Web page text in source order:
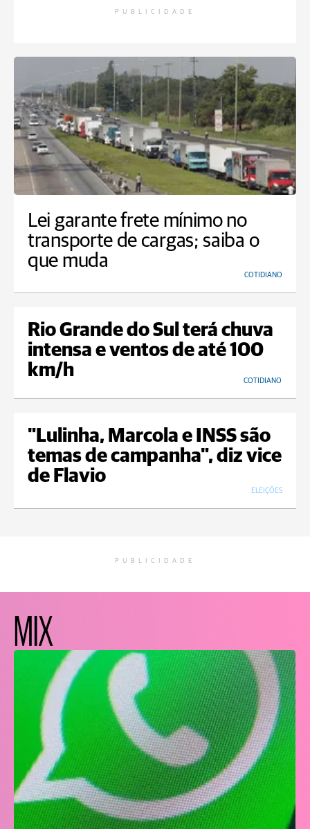
PUBLICIDADE
Lei garante frete mínimo no
transporte de cargas; saiba o
que muda
COTIDIANO
Rio Grande do Sul terá chuva
intensa e ventos de até 100
km/h
COTIDIANO
"Lulinha, Marcola e INSS são
temas de campanha", diz vice
de Flavio
ELEIÇÕES
PUBLICIDADE
MIX